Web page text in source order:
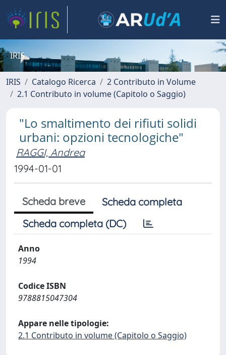
IRIS
IRIS Catalogo Ricerca
2 Contributo in Volume
2.1 Contributo in volume (Capitolo o Saggio)
"Lo smaltimento dei rifiuti solidi
urbani: opzioni tecnologiche"
RAGGI, Andrea
1994-01-01
Scheda breve
Scheda completa
Scheda completa (DC)
Anno
1994
Codice ISBN
9788815047304
Appare nelle tipologie:
2.1 Contributo in volume (Capitolo o Saggio)